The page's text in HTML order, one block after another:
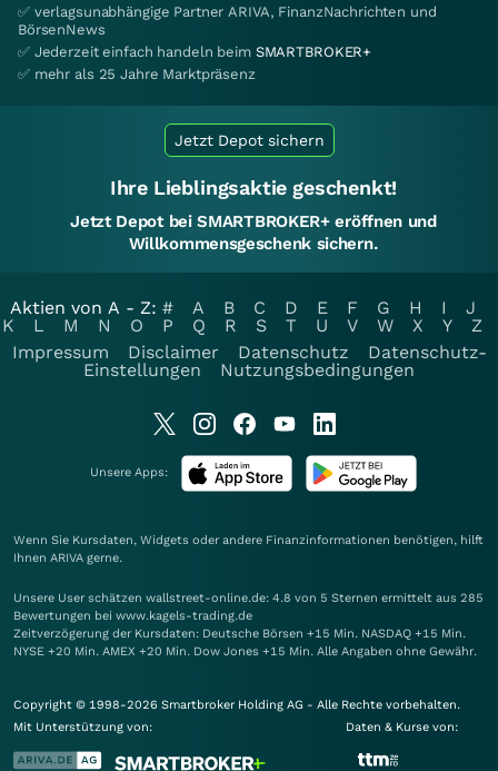
✅ verlagsunabhängige Partner ARIVA, FinanzNachrichten und
BörsenNews
✅ Jederzeit einfach handeln beim SMARTBROKER+
✅ mehr als 25 Jahre Marktpräsenz
Jetzt Depot sichern
Ihre Lieblingsaktie geschenkt!
Jetzt Depot bei SMARTBROKER+ eröffnen und
Willkommensgeschenk sichern.
Aktien von A - Z: # A B C D E F G H I
J
K
L M N O P Q R S T U V W X Y
Z
Impressum
Disclaimer Datenschutz
Datenschutz-
Einstellungen
Nutzungsbedingungen
Unsere Apps:
Wenn Sie Kursdaten, Widgets oder andere Finanzinformationen benötigen, hilft
Ihnen ARIVA gerne.
Unsere User schätzen wallstreet-online.de: 4.8 von 5 Sternen ermittelt aus 285
Bewertungen bei www.kagels-trading.de
Zeitverzögerung der Kursdaten: Deutsche Börsen +15 Min. NASDAQ +15 Min.
NYSE +20 Min. AMEX +20 Min. Dow Jones +15 Min. Alle Angaben ohne Gewähr.
Copyright © 1998-2026 Smartbroker Holding AG - Alle Rechte vorbehalten.
Mit Unterstützung von:
Daten & Kurse von: